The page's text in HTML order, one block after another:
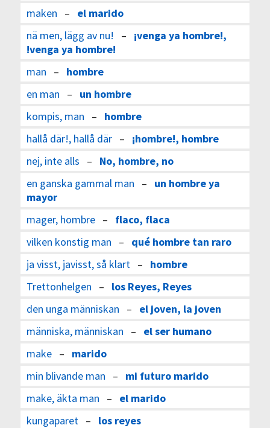
maken – el marido
nä men, lägg av nu! – ¡venga ya hombre!,
!venga ya hombre!
man – hombre
en man – un hombre
kompis, man – hombre
hallå där!, hallå där– ¡hombre!, hombre
nej, inte alls – No, hombre, no
en ganska gammal man – un hombre ya
mayor
mager, hombre– flaco, flaca
vilken konstig man – qué hombre tan raro
ja visst, javisst, så klart– hombre
Trettonhelgen – los Reyes, Reyes
den unga människan – el joven, la joven
människa, människan – el ser humano
make– marido
min blivande man – mi futuro marido
make, äkta man – el marido
kungaparet– los reyes